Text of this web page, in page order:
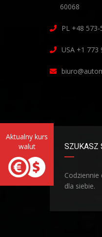
60068
PL +48 573-
USA +1 773
SZUKASZ
dla siebie.